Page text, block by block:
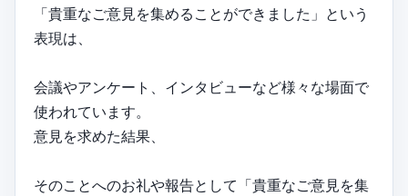
「貴重なご意見を集めることができました」という
表現は、
会議やアンケート、インタビューなど様々な場面で
使われています。
意見を求めた結果、
そのことへのお礼や報告として「貴重なご意見を集